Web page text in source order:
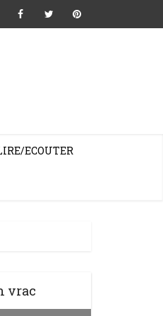
ECOUTER
vrac